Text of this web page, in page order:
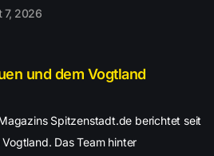
7, 2026
und dem Vogtland
Spitzenstadt.de berichtet seit
Das Team hinter